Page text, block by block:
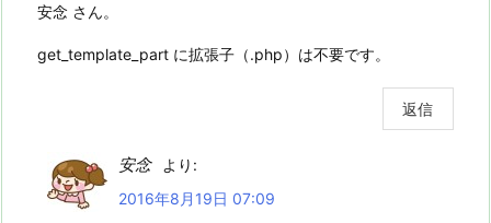
安念 さん。
get_template_part に拡張子（.php）は不要です。
返信
安念
より:
2016年8月19日 07:09